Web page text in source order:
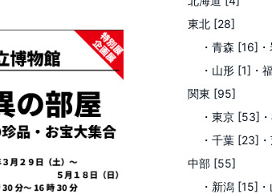
東北 [28]
・青森 [16]
・山形 [1] ・
関東 [95]
・東京 [53]
・千葉 [23]
中部 [55]
・新潟 [15]